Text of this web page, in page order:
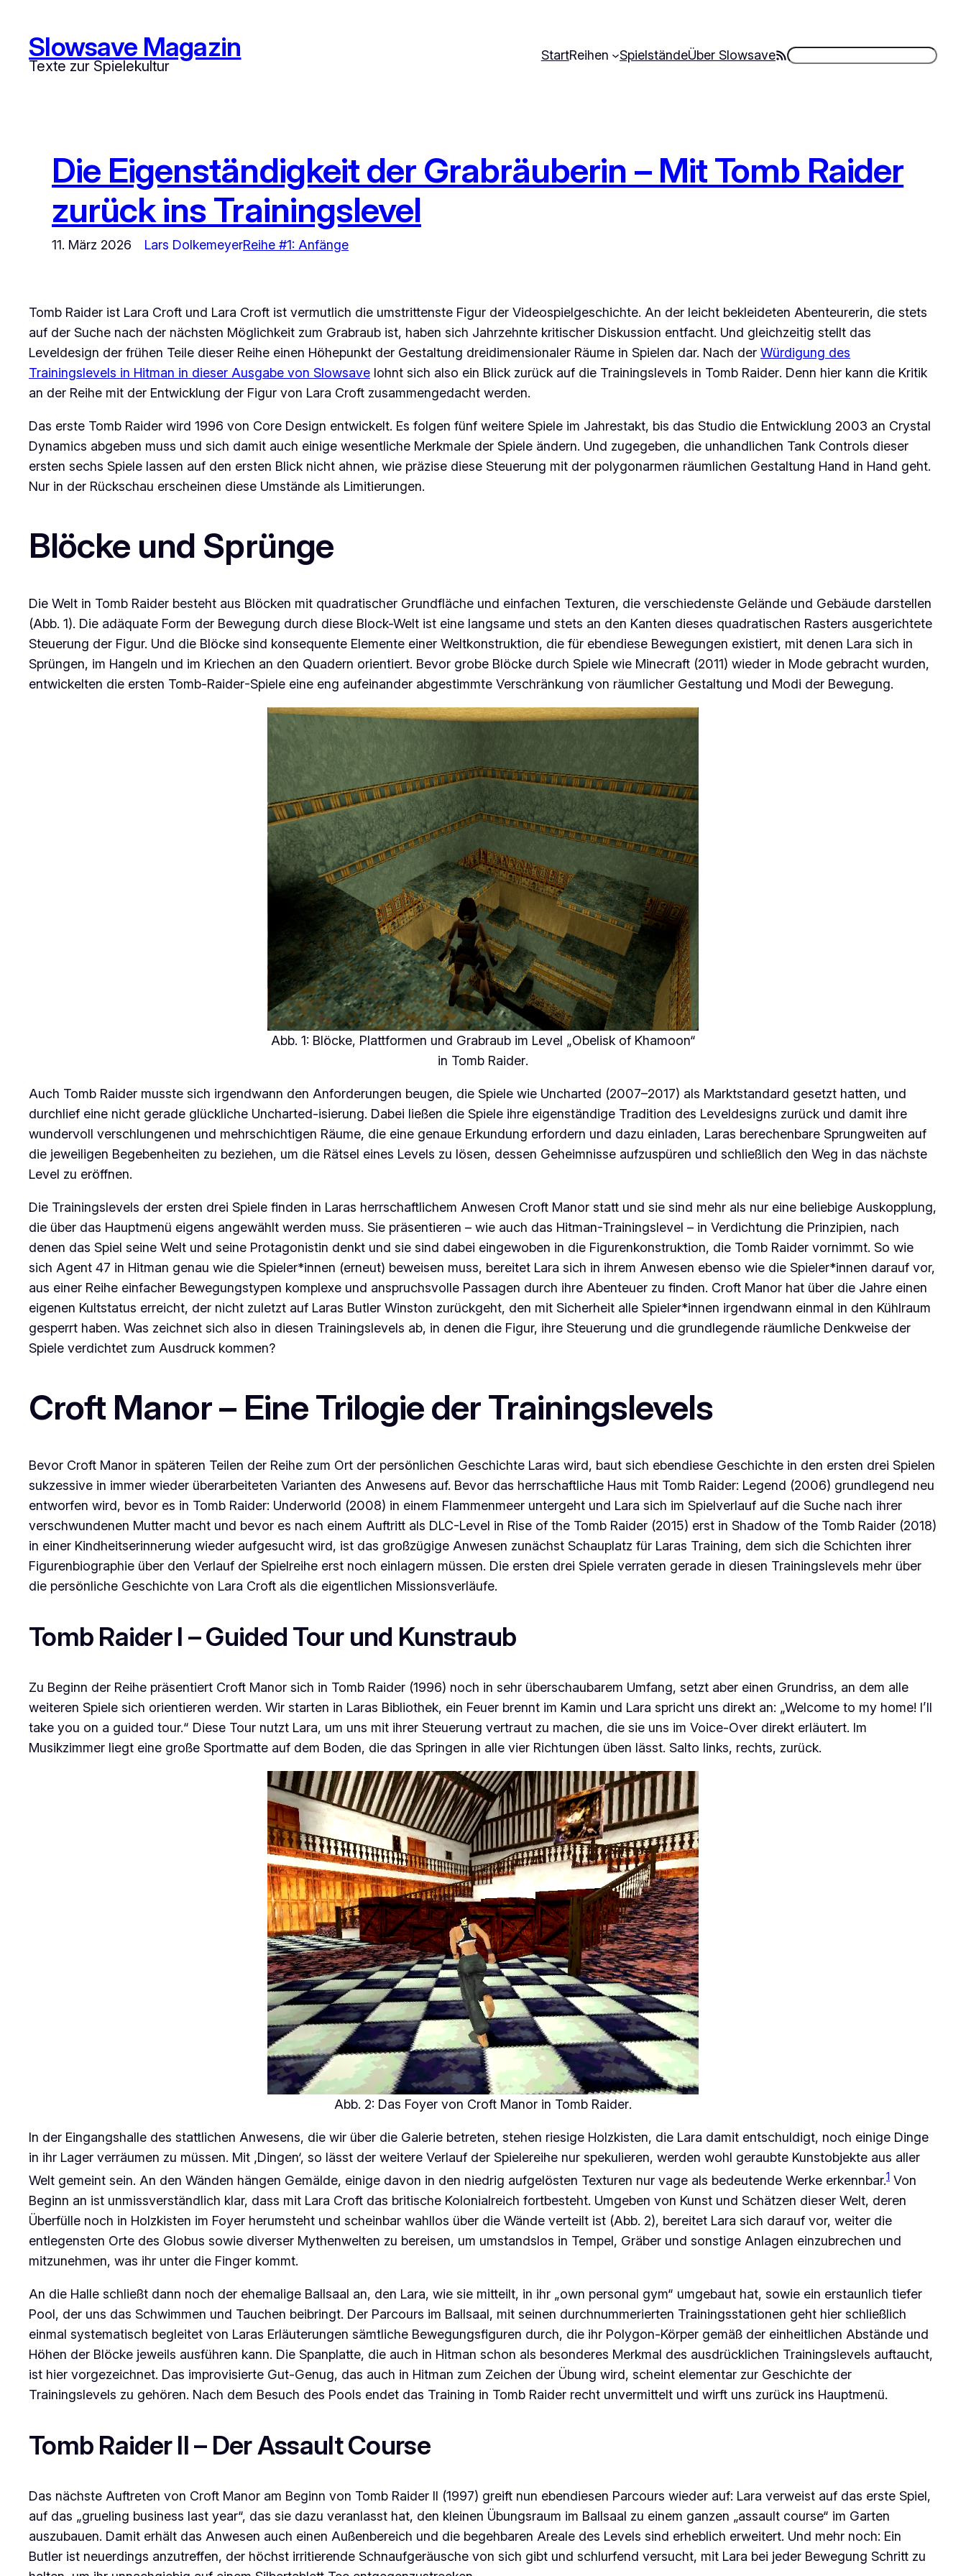
Inhalt
springen
Slowsave Magazin
Texte zur Spielekultur
StartReihen SpielständeÜber SlowsaveRSS-FeedSuchen
Die Eigenständigkeit der Grabräuberin – Mit Tomb Raider
zurück ins Trainingslevel
11. März 2026 Lars DolkemeyerReihe #1: Anfänge
Tomb Raider ist Lara Croft und Lara Croft ist vermutlich die umstrittenste Figur der Videospielgeschichte. An der leicht bekleideten Abenteurerin, die stets
auf der Suche nach der nächsten Möglichkeit zum Grabraub ist, haben sich Jahrzehnte kritischer Diskussion entfacht. Und gleichzeitig stellt das
Leveldesign der frühen Teile dieser Reihe einen Höhepunkt der Gestaltung dreidimensionaler Räume in Spielen dar. Nach der Würdigung des
Trainingslevels in Hitman in dieser Ausgabe von Slowsave lohnt sich also ein Blick zurück auf die Trainingslevels in Tomb Raider. Denn hier kann die Kritik
an der Reihe mit der Entwicklung der Figur von Lara Croft zusammengedacht werden.
Das erste Tomb Raider wird 1996 von Core Design entwickelt. Es folgen fünf weitere Spiele im Jahrestakt, bis das Studio die Entwicklung 2003 an Crystal
Dynamics abgeben muss und sich damit auch einige wesentliche Merkmale der Spiele ändern. Und zugegeben, die unhandlichen Tank Controls dieser
ersten sechs Spiele lassen auf den ersten Blick nicht ahnen, wie präzise diese Steuerung mit der polygonarmen räumlichen Gestaltung Hand in Hand geht.
Nur in der Rückschau erscheinen diese Umstände als Limitierungen.
Blöcke und Sprünge
Die Welt in Tomb Raider besteht aus Blöcken mit quadratischer Grundfläche und einfachen Texturen, die verschiedenste Gelände und Gebäude darstellen
(Abb. 1). Die adäquate Form der Bewegung durch diese Block-Welt ist eine langsame und stets an den Kanten dieses quadratischen Rasters ausgerichtete
Steuerung der Figur. Und die Blöcke sind konsequente Elemente einer Weltkonstruktion, die für ebendiese Bewegungen existiert, mit denen Lara sich in
Sprüngen, im Hangeln und im Kriechen an den Quadern orientiert. Bevor grobe Blöcke durch Spiele wie Minecraft (2011) wieder in Mode gebracht wurden,
entwickelten die ersten Tomb-Raider-Spiele eine eng aufeinander abgestimmte Verschränkung von räumlicher Gestaltung und Modi der Bewegung.
Abb. 1: Blöcke, Plattformen und Grabraub im Level „Obelisk of Khamoon“
in Tomb Raider.
Auch Tomb Raider musste sich irgendwann den Anforderungen beugen, die Spiele wie Uncharted (2007–2017) als Marktstandard gesetzt hatten, und
durchlief eine nicht gerade glückliche Uncharted-isierung. Dabei ließen die Spiele ihre eigenständige Tradition des Leveldesigns zurück und damit ihre
wundervoll verschlungenen und mehrschichtigen Räume, die eine genaue Erkundung erfordern und dazu einladen, Laras berechenbare Sprungweiten auf
die jeweiligen Begebenheiten zu beziehen, um die Rätsel eines Levels zu lösen, dessen Geheimnisse aufzuspüren und schließlich den Weg in das nächste
Level zu eröffnen.
Die Trainingslevels der ersten drei Spiele finden in Laras herrschaftlichem Anwesen Croft Manor statt und sie sind mehr als nur eine beliebige Auskopplung,
die über das Hauptmenü eigens angewählt werden muss. Sie präsentieren – wie auch das Hitman-Trainingslevel – in Verdichtung die Prinzipien, nach
denen das Spiel seine Welt und seine Protagonistin denkt und sie sind dabei eingewoben in die Figurenkonstruktion, die Tomb Raider vornimmt. So wie
sich Agent 47 in Hitman genau wie die Spieler*innen (erneut) beweisen muss, bereitet Lara sich in ihrem Anwesen ebenso wie die Spieler*innen darauf vor,
aus einer Reihe einfacher Bewegungstypen komplexe und anspruchsvolle Passagen durch ihre Abenteuer zu finden. Croft Manor hat über die Jahre einen
eigenen Kultstatus erreicht, der nicht zuletzt auf Laras Butler Winston zurückgeht, den mit Sicherheit alle Spieler*innen irgendwann einmal in den Kühlraum
gesperrt haben. Was zeichnet sich also in diesen Trainingslevels ab, in denen die Figur, ihre Steuerung und die grundlegende räumliche Denkweise der
Spiele verdichtet zum Ausdruck kommen?
Croft Manor– Eine Trilogie der Trainingslevels
Bevor Croft Manor in späteren Teilen der Reihe zum Ort der persönlichen Geschichte Laras wird, baut sich ebendiese Geschichte in den ersten drei Spielen
sukzessive in immer wieder überarbeiteten Varianten des Anwesens auf. Bevor das herrschaftliche Haus mit Tomb Raider: Legend (2006) grundlegend neu
entworfen wird, bevor es in Tomb Raider: Underworld (2008) in einem Flammenmeer untergeht und Lara sich im Spielverlauf auf die Suche nach ihrer
verschwundenen Mutter macht und bevor es nach einem Auftritt als DLC-Level in Rise of the Tomb Raider (2015) erst in Shadow of the Tomb Raider (2018)
in einer Kindheitserinnerung wieder aufgesucht wird, ist das großzügige Anwesen zunächst Schauplatz für Laras Training, dem sich die Schichten ihrer
Figurenbiographie über den Verlauf der Spielreihe erst noch einlagern müssen. Die ersten drei Spiele verraten gerade in diesen Trainingslevels mehr über
die persönliche Geschichte von Lara Croft als die eigentlichen Missionsverläufe.
Tomb Raider I – Guided Tour und Kunstraub
Zu Beginn der Reihe präsentiert Croft Manor sich in Tomb Raider (1996) noch in sehr überschaubarem Umfang, setzt aber einen Grundriss, an dem alle
weiteren Spiele sich orientieren werden. Wir starten in Laras Bibliothek, ein Feuer brennt im Kamin und Lara spricht uns direkt an: „Welcome to my home! I’ll
take you on a guided tour.“ Diese Tour nutzt Lara, um uns mit ihrer Steuerung vertraut zu machen, die sie uns im Voice-Over direkt erläutert. Im
Musikzimmer liegt eine große Sportmatte auf dem Boden, die das Springen in alle vier Richtungen üben lässt. Salto links, rechts, zurück.
Abb. 2: Das Foyer von Croft Manor in Tomb Raider.
In der Eingangshalle des stattlichen Anwesens, die wir über die Galerie betreten, stehen riesige Holzkisten, die Lara damit entschuldigt, noch einige Dinge
in ihr Lager verräumen zu müssen. Mit ‚Dingen‘, so lässt der weitere Verlauf der Spielereihe nur spekulieren, werden wohl geraubte Kunstobjekte aus aller
Welt gemeint sein. An den Wänden hängen Gemälde, einige davon in den niedrig aufgelösten Texturen nur vage als bedeutende Werke erkennbar.1 Von
Beginn an ist unmissverständlich klar, dass mit Lara Croft das britische Kolonialreich fortbesteht. Umgeben von Kunst und Schätzen dieser Welt, deren
Überfülle noch in Holzkisten im Foyer herumsteht und scheinbar wahllos über die Wände verteilt ist (Abb. 2), bereitet Lara sich darauf vor, weiter die
entlegensten Orte des Globus sowie diverser Mythenwelten zu bereisen, um umstandslos in Tempel, Gräber und sonstige Anlagen einzubrechen und
mitzunehmen, was ihr unter die Finger kommt.
An die Halle schließt dann noch der ehemalige Ballsaal an, den Lara, wie sie mitteilt, in ihr „own personal gym“ umgebaut hat, sowie ein erstaunlich tiefer
Pool, der uns das Schwimmen und Tauchen beibringt. Der Parcours im Ballsaal, mit seinen durchnummerierten Trainingsstationen geht hier schließlich
einmal systematisch begleitet von Laras Erläuterungen sämtliche Bewegungsfiguren durch, die ihr Polygon-Körper gemäß der einheitlichen Abstände und
Höhen der Blöcke jeweils ausführen kann. Die Spanplatte, die auch in Hitman schon als besonderes Merkmal des ausdrücklichen Trainingslevels auftaucht,
ist hier vorgezeichnet. Das improvisierte Gut-Genug, das auch in Hitman zum Zeichen der Übung wird, scheint elementar zur Geschichte der
Trainingslevels zu gehören. Nach dem Besuch des Pools endet das Training in Tomb Raider recht unvermittelt und wirft uns zurück ins Hauptmenü.
Tomb Raider II – Der Assault Course
Das nächste Auftreten von Croft Manor am Beginn von Tomb Raider II (1997) greift nun ebendiesen Parcours wieder auf: Lara verweist auf das erste Spiel,
auf das „grueling business last year“, das sie dazu veranlasst hat, den kleinen Übungsraum im Ballsaal zu einem ganzen „assault course“ im Garten
auszubauen. Damit erhält das Anwesen auch einen Außenbereich und die begehbaren Areale des Levels sind erheblich erweitert. Und mehr noch: Ein
Butler ist neuerdings anzutreffen, der höchst irritierende Schnaufgeräusche von sich gibt und schlurfend versucht, mit Lara bei jeder Bewegung Schritt zu